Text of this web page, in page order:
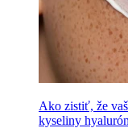
Ako zistiť, že
kyseliny